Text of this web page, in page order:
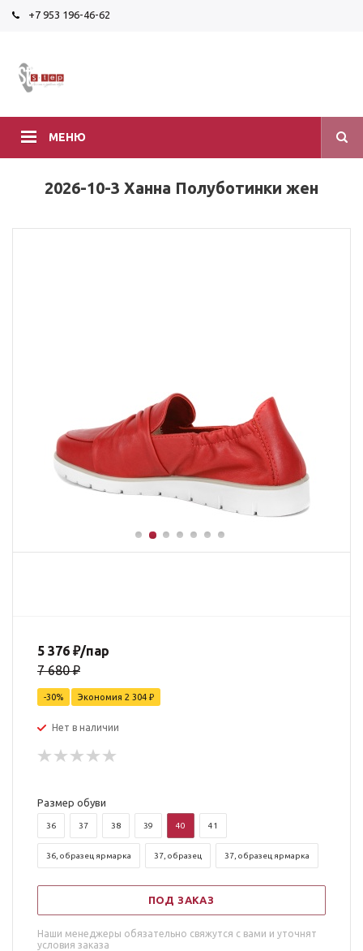
+7 953 196-46-62
МЕНЮ
2026-10-3 Ханна Полуботинки жен
5 376 ₽/пар
7 680₽
-30% Экономия 2 304 ₽
Нет в наличии
Размер обуви
36 37 38 39 40 41
36, образец ярмарка 37, образец 37, образец ярмарка
ПОД ЗАКАЗ
Наши менеджеры обязательно свяжутся с вами и уточнят
условия заказа